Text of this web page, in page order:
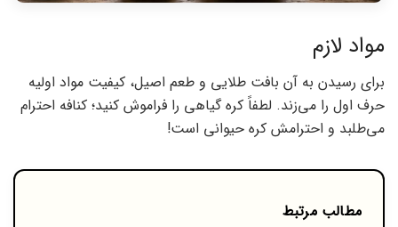
مواد لازم
برای رسیدن به آن بافت طلایی و طعم اصیل، کیفیت مواد اولیه
حرف اول را می‌زند. لطفاً کره گیاهی را فراموش کنید؛ کنافه احترام
می‌طلبد و احترامش کره حیوانی است!
مطالب مرتبط